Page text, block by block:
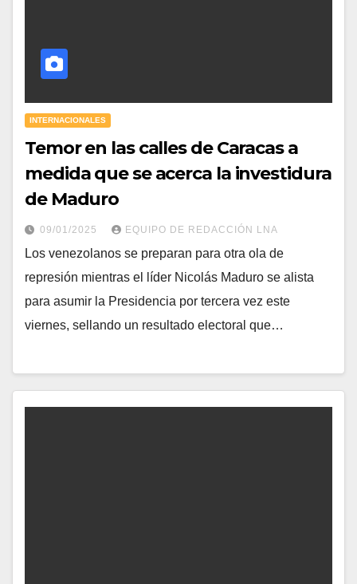
INTERNACIONALES
Temor en las calles de Caracas a
medida que se acerca la investidura
de Maduro
09/01/2025 EQUIPO DE REDACCIÓN LNA
Los venezolanos se preparan para otra ola de
represión mientras el líder Nicolás Maduro se alista
para asumir la Presidencia por tercera vez este
viernes, sellando un resultado electoral que…